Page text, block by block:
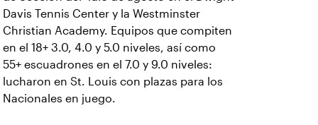
Davis Tennis Center y la Westminster
Christian Academy. Equipos que compiten
en el 18+ 3.0, 4.0 y 5.0 niveles, así como
55+ escuadrones en el 7.0 y 9.0 niveles:
lucharon en St. Louis con plazas para los
Nacionales en juego.